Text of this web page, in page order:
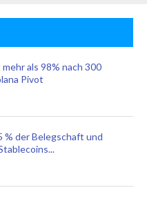
als 98% nach 300
Pivot
der Belegschaft und